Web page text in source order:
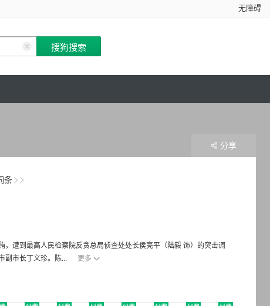
无障碍
条
遭到最高人民检察院反贪总局侦查处处长侯亮平（陆毅 饰）的突击调
副市长丁义珍。陈...
更多
分享